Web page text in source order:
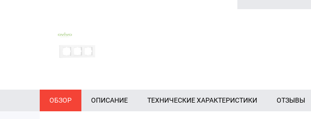
ОБЗОР ОПИСАНИЕ ТЕХНИЧЕСКИЕ ХАРАКТЕРИСТИКИ ОТЗЫВЫ